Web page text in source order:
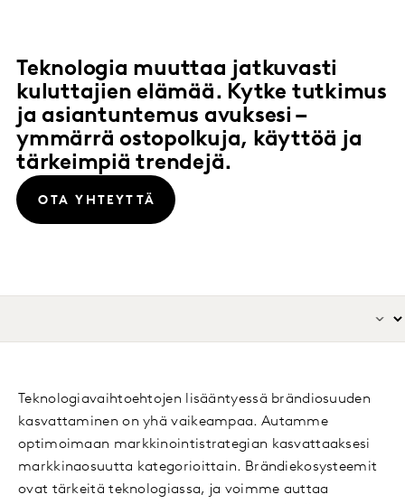
Teknologia muuttaa jatkuvasti
kuluttajien elämää. Kytke tutkimus
ja asiantuntemus avuksesi –
ymmärrä ostopolkuja, käyttöä ja
tärkeimpiä trendejä.
OTA YHTEYTTÄ
Teknologiavaihtoehtojen lisääntyessä brändiosuuden
kasvattaminen on yhä vaikeampaa. Autamme
optimoimaan markkinointistrategian kasvattaaksesi
markkinaosuutta kategorioittain. Brändiekosysteemit
ovat tärkeitä teknologiassa, ja voimme auttaa